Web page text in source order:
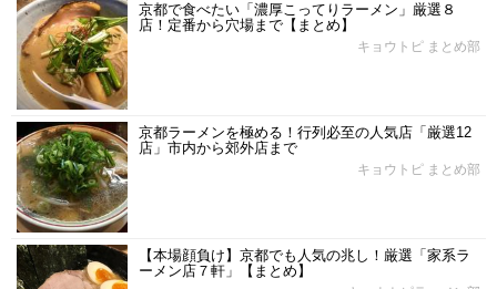
京都で食べたい「濃厚こってりラーメン」厳選８
店！定番から穴場まで【まとめ】
キョウトピ まとめ部
京都ラーメンを極める！行列必至の人気店「厳選12
店」市内から郊外店まで
キョウトピ まとめ部
【本場顔負け】京都でも人気の兆し！厳選「家系ラ
ーメン店７軒」【まとめ】